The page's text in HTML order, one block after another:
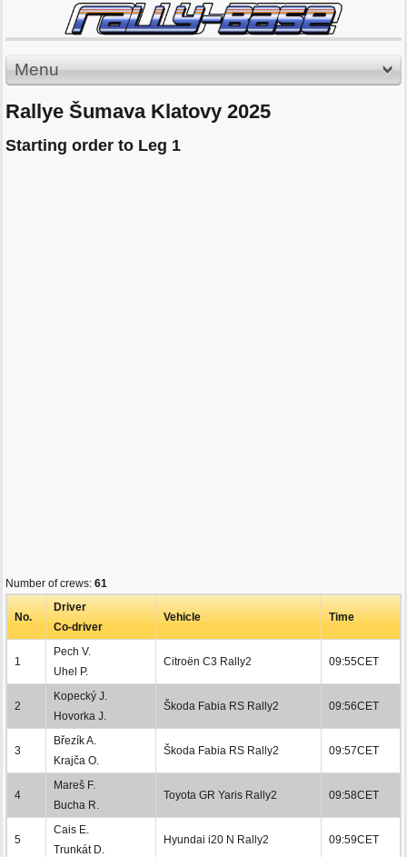
Menu
Rallye Šumava Klatovy 2025
Starting order to Leg 1
Number of crews: 61
No.
Driver
Co-driver
Vehicle Time
1
Pech V.
Uhel P.
Citroën C3 Rally2 09:55CET
2
Kopecký J.
Hovorka J.
Škoda Fabia RS Rally2 09:56CET
3
Březík A.
Krajča O.
Škoda Fabia RS Rally2 09:57CET
4
Mareš F.
Bucha R.
Toyota GR Yaris Rally2 09:58CET
5
Cais E.
Trunkát D.
Hyundai i20 N Rally2 09:59CET